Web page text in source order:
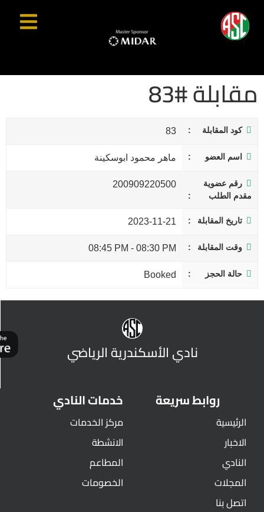
مقابلة #83
كود المقابلة 83
اسم العضو ماهر محمود ابوسكينة
رقم عضوية
مقدم الطلب
200909220500
تاريخ المقابلة 2023-11-21
وقت المقابلة 08:30 PM
-
08:45 PM
حالة الحجز Booked
نادي الأسكندرية الرياضي
روابط سريعة
الرئيسية
الاخبار
النادي
المجلات
اتصل بنا
خدمات النادي
مركز الخدمات
الانشطة
المطاعم
الخصومات